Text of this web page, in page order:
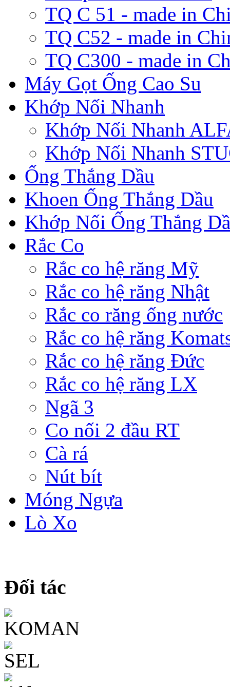
TQ C 51 - made in
TQ C52 - made in
TQ C300 - made in
Máy Gọt Ống Cao Su
Khớp Nối Nhanh
Khớp Nối Nhanh
Khớp Nối Nhanh
Ống Thắng Dầu
Khoen Ống Thắng Dầu
Khớp Nối Ống Thắng
Rắc Co
Rắc co hệ răng Mỹ
Rắc co hệ răng Nhật
Rắc co răng ống nước
Rắc co hệ răng
Rắc co hệ răng Đức
Rắc co hệ răng LX
Ngã 3
Co nối 2 đầu RT
Cà rá
Nút bít
Móng Ngựa
Lò Xo
Đối tác